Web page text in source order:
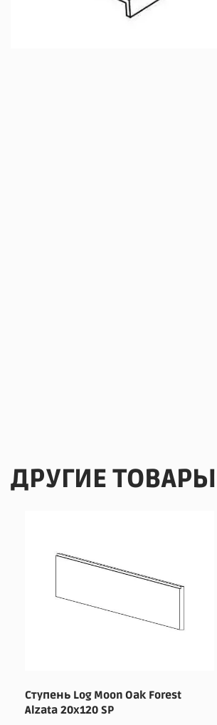
ДРУГИЕ
Ступень Log Moon Oak Forest
Alzata 20x120 SP